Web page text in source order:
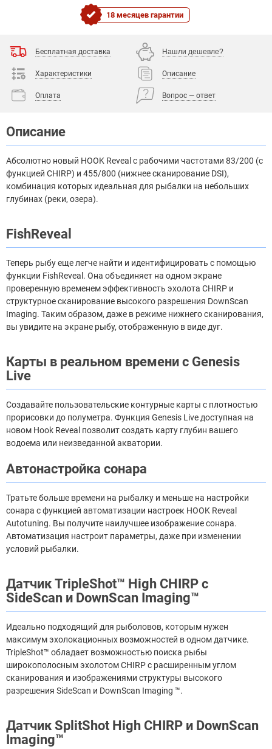
18 месяцев гарантии
Бесплатная доставка Нашли дешевле?
Характеристики Описание
Оплата Вопрос — ответ
Описание
Абсолютно новый HOOK Reveal с рабочими частотами 83/200 (с
функцией CHIRP) и 455/800 (нижнее сканирование DSI),
комбинация которых идеальная для рыбалки на небольших
глубинах (реки, озера).
FishReveal
Теперь рыбу еще легче найти и идентифицировать с помощью
функции FishReveal. Она объединяет на одном экране
проверенную временем эффективность эхолота CHIRP и
структурное сканирование высокого разрешения DownScan
Imaging. Таким образом, даже в режиме нижнего сканирования,
вы увидите на экране рыбу, отображенную в виде дуг.
Карты в реальном времени с Genesis
Live
Создавайте пользовательские контурные карты с плотностью
прорисовки до полуметра. Функция Genesis Live доступная на
новом Hook Reveal позволит создать карту глубин вашего
водоема или неизведанной акватории.
Автонастройка сонара
Тратьте больше времени на рыбалку и меньше на настройки
сонара с функцией автоматизации настроек HOOK Reveal
Autotuning. Вы получите наилучшее изображение сонара.
Автоматизация настроит параметры, даже при изменении
условий рыбалки.
Датчик TripleShot™ High CHIRP с
SideScan и DownScan Imaging™
Идеально подходящий для рыболовов, которым нужен
максимум эхолокационных возможностей в одном датчике.
TripleShot™ обладает возможностью поиска рыбы
широкополосным эхолотом CHIRP с расширенным углом
сканирования и изображениями структуры высокого
разрешения SideScan и DownScan Imaging ™.
Датчик SplitShot High CHIRP и DownScan
Imaging™